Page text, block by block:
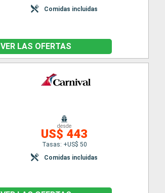
Comidas incluidas
VER LAS OFERTAS
desde
US$ 443
Tasas: +US$ 50
Comidas incluidas